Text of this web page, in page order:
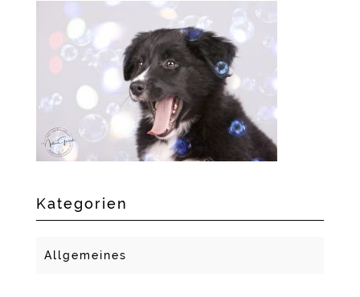
Kategorien
Allgemeines